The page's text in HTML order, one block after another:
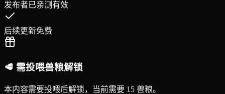
发布者已亲测有效
后续更新免费
🥩 需投喂兽粮解锁
本内容需要投喂后解锁，当前需要 15 兽粮。